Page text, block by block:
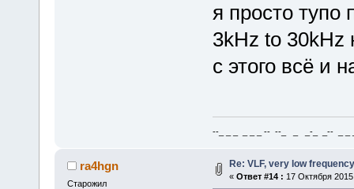
я просто тупо
3kHz to 30kHz
с этого всё и
--_ _ _ _ _ _ -- --_ _ _-_ _-- _ _
ra4hgn
Старожил
Re: VLF, very low
« Ответ #14 : 17 Октября